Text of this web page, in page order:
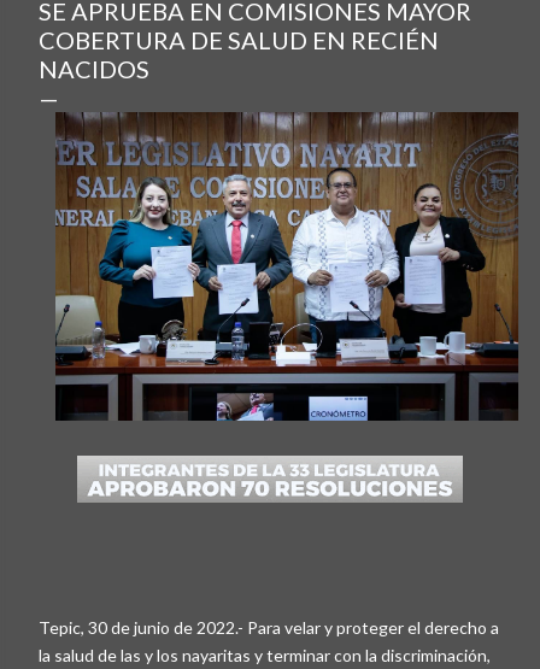
SE APRUEBA EN COMISIONES MAYOR
COBERTURA DE SALUD EN RECIÉN
NACIDOS
Tepic, 30 de junio de 2022.- Para velar y proteger el derecho a
la salud de las y los nayaritas y terminar con la discriminación,